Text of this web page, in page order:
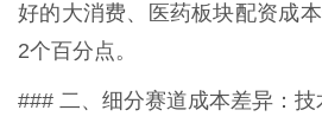
好的大消费、医药板块配资成
2个百分点。
### 二、细分赛道成本差异：